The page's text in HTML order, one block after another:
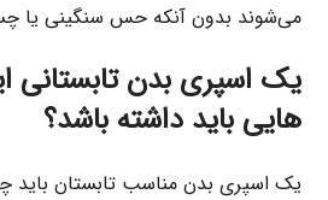
می‌شوند بدون آنکه حس سنگینی یا
یک اسپری بدن تابستانی
هایی باید داشته باشد؟
یک اسپری بدن مناسب تابستان باید